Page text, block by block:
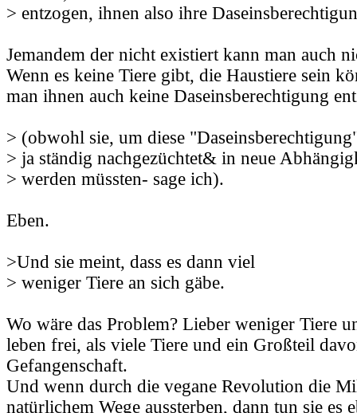
> entzogen, ihnen also ihre
Jemandem der nicht existiert kann man auch
Wenn es keine Tiere gibt, die Haustiere sein
man ihnen auch keine Daseinsberechtigung
> (obwohl sie, um diese
> ja ständig nachgezüchtet& in neue
> werden müssten- sage ich).
Eben.
>Und sie meint, dass es dann viel
> weniger Tiere an sich gäbe.
Wo wäre das Problem? Lieber weniger Tiere
leben frei, als viele Tiere und ein Großteil
Gefangenschaft.
Und wenn durch die vegane Revolution die
natürlichem Wege aussterben, dann tun sie es